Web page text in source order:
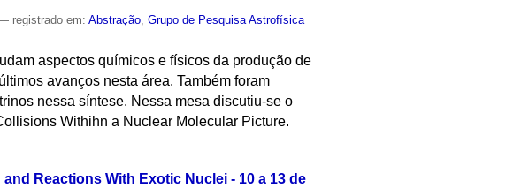
registrado em:Abstração ,Grupo de Pesquisa Astrofísica
aspectos químicos e físicos da produção de
avanços nesta área. Também foram
nessa síntese. Nessa mesa discutiu-se o
Withihn a Nuclear Molecular Picture.
Reactions With Exotic Nuclei - 10 a 13 de